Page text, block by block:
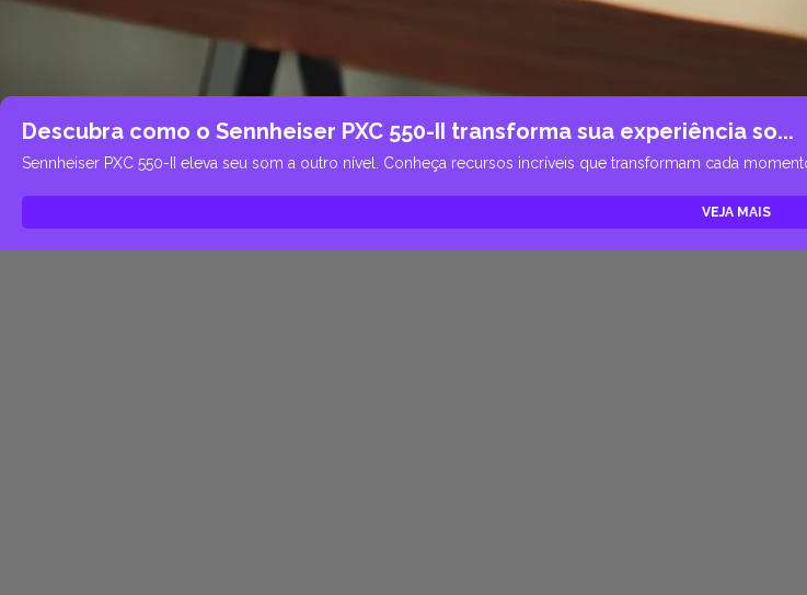
Descubra como o Sennheiser PXC 550-II transforma sua experiência so...
Sennheiser PXC 550-II eleva seu som a outro nível. Conheça recursos incríveis que transformam cada
VEJA MAIS